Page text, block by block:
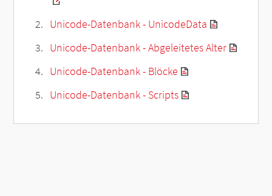
Unicode-Datenbank - UnicodeData
Unicode-Datenbank - Abgeleitetes Alter
Unicode-Datenbank - Blöcke
Unicode-Datenbank - Scripts